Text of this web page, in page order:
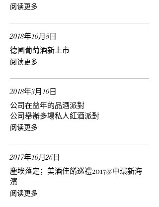
阅读更多
2018年10月8日
德國葡萄酒新上市
阅读更多
2018年3月10日
公司在益年的品酒派對
公司舉辦多場私人紅酒派對
阅读更多
2017年10月26日
塵埃落定；美酒佳餚巡禮2017@中環新海
濱
阅读更多